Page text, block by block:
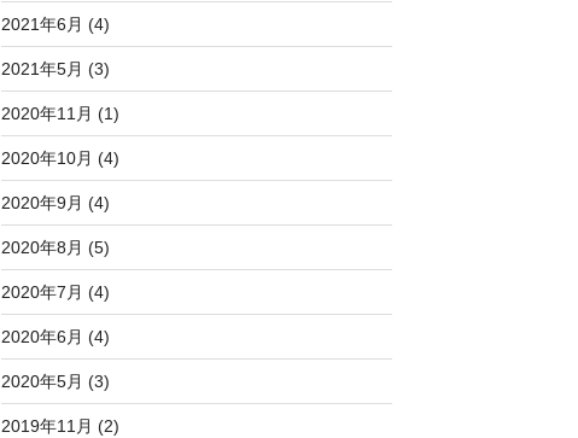
2021年6月 (4)
2021年5月 (3)
2020年11月 (1)
2020年10月 (4)
2020年9月 (4)
2020年8月 (5)
2020年7月 (4)
2020年6月 (4)
2020年5月 (3)
2019年11月 (2)